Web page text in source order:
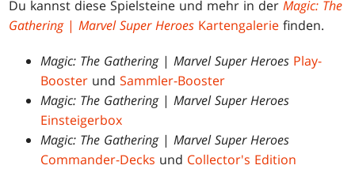
Du kannst diese Spielsteine und mehr in derMagic: The
Gathering|Marvel Super Heroes Kartengalerie finden.
Magic: The Gathering|Marvel Super Heroes Play-
Booster undSammler-Booster
Magic: The Gathering|Marvel Super Heroes
Einsteigerbox
Magic: The Gathering|Marvel Super Heroes
Commander-Decks und Collector's Edition